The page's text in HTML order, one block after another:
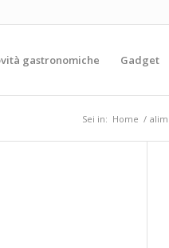
gastronomiche Gadget
Sei in: Home /